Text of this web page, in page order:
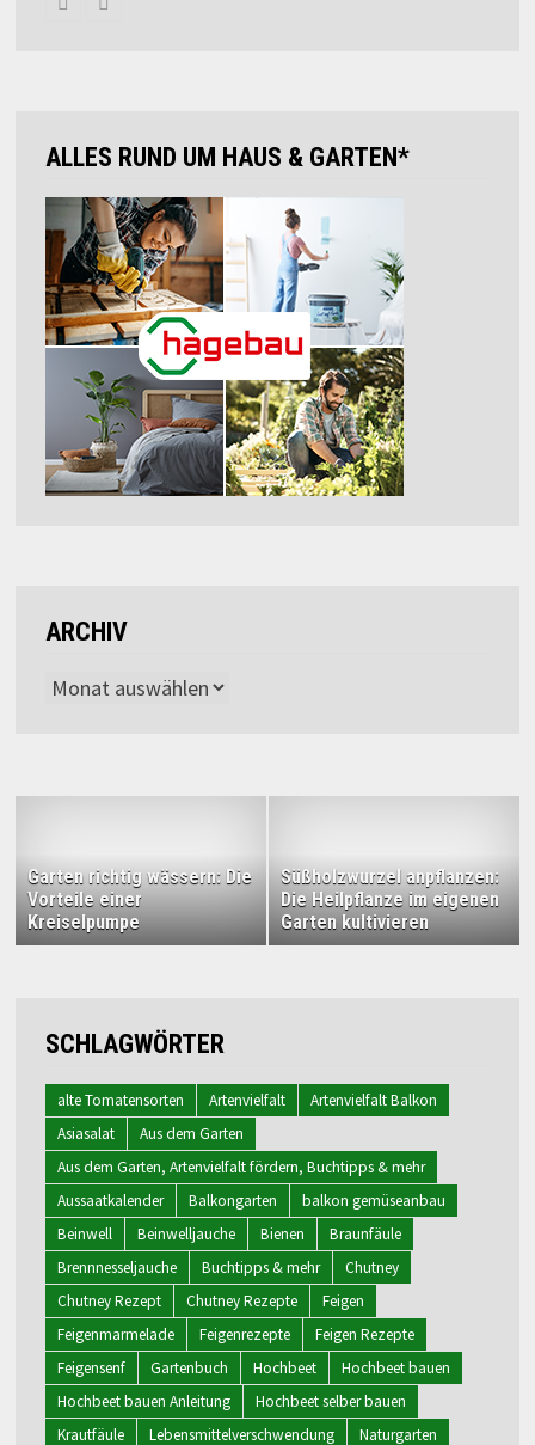
ALLES RUND UM HAUS & GARTEN*
ARCHIV
Archiv
Garten richtig wässern: Die
Vorteile einer
Kreiselpumpe
Süßholzwurzel anpflanzen:
Die Heilpflanze im eigenen
Garten kultivieren
SCHLAGWÖRTER
alte Tomatensorten Artenvielfalt
Artenvielfalt Balkon
Asiasalat
Aus dem Garten
Aus dem Garten, Artenvielfalt fördern, Buchtipps & mehr
Aussaatkalender
Balkongarten
balkon gemüseanbau
Beinwell
Beinwelljauche Bienen
Braunfäule
Brennnesseljauche
Buchtipps & mehr
Chutney
Chutney Rezept
Chutney Rezepte
Feigen
Feigenmarmelade
Feigenrezepte
Feigen Rezepte
Feigensenf
Gartenbuch Hochbeet
Hochbeet bauen
Hochbeet bauen Anleitung
Hochbeet selber bauen
Krautfäule
Lebensmittelverschwendung Naturgarten